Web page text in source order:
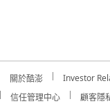
關於酷澎 Investor
信任管理中心
顧客隱